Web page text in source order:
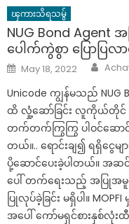
ၾကားသိရသမွ်
NUG Bond
ပေါက်ကွဲစွာ ပြောပ
Posted
on
May 18, 2022
Unicode ကျွန်မသည် NUG
ထိ လှုံ့ဆော်ခြင်း လူကိုယ်တိုင် သွာ
တက်တက်ကြွကြွ ပါဝင်ဆောင်
တယ်။.. ရောင်းချ၍ ရရှိငွေမ
ပို့ဆောင်ပေးခဲ့ပါတယ်။ အဆင်
ပေါ် တက်ရေးသည့် အပြုအ
ပြုလုပ်ခဲ့ခြင်း မရှိပါ။
အပေါ် ကော်မရှင်စားနှစ်